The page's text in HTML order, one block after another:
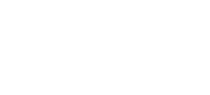
4,6 на основе 9 оценок